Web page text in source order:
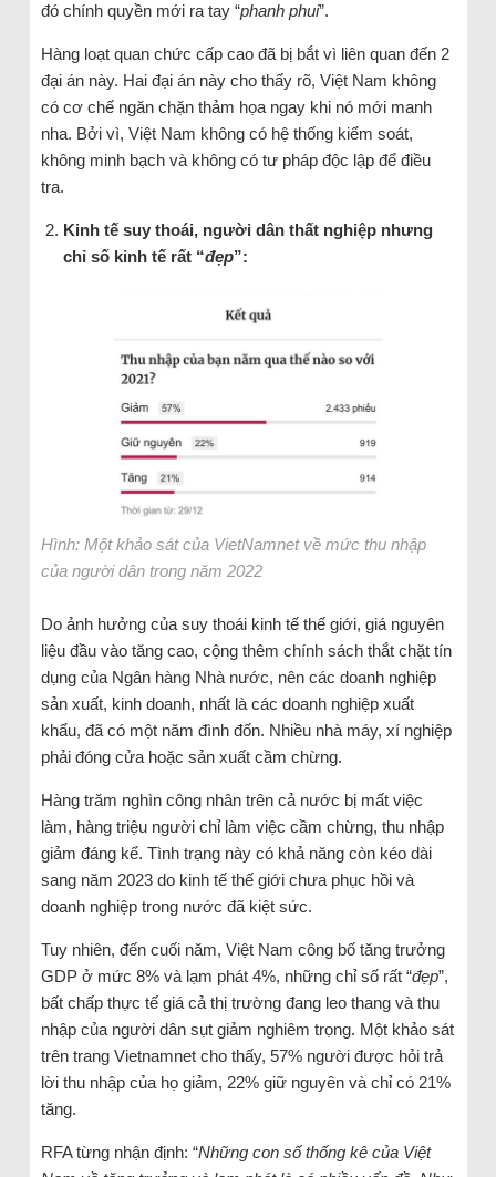
đó chính quyền mới ra tay “phanh phui”.
Hàng loạt quan chức cấp cao đã bị bắt vì liên quan đến 2
đại án này. Hai đại án này cho thấy rõ, Việt Nam không
có cơ chế ngăn chặn thảm họa ngay khi nó mới manh
nha. Bởi vì, Việt Nam không có hệ thống kiểm soát,
không minh bạch và không có tư pháp độc lập để điều
tra.
Kinh tế suy thoái, người dân thất nghiệp nhưng
chỉ số kinh tế rất “đẹp”:
Hình: Một khảo sát của VietNamnet về mức thu nhập
của người dân trong năm 2022
Do ảnh hưởng của suy thoái kinh tế thế giới, giá nguyên
liệu đầu vào tăng cao, cộng thêm chính sách thắt chặt tín
dụng của Ngân hàng Nhà nước, nên các doanh nghiệp
sản xuất, kinh doanh, nhất là các doanh nghiệp xuất
khẩu, đã có một năm đình đốn. Nhiều nhà máy, xí nghiệp
phải đóng cửa hoặc sản xuất cầm chừng.
Hàng trăm nghìn công nhân trên cả nước bị mất việc
làm, hàng triệu người chỉ làm việc cầm chừng, thu nhập
giảm đáng kể. Tình trạng này có khả năng còn kéo dài
sang năm 2023 do kinh tế thế giới chưa phục hồi và
doanh nghiệp trong nước đã kiệt sức.
Tuy nhiên, đến cuối năm, Việt Nam công bố tăng trưởng
GDP ở mức 8% và lạm phát 4%, những chỉ số rất “đẹp”,
bất chấp thực tế giá cả thị trường đang leo thang và thu
nhập của người dân sụt giảm nghiêm trọng. Một khảo sát
trên trang Vietnamnet cho thấy, 57% người được hỏi trả
lời thu nhập của họ giảm, 22% giữ nguyên và chỉ có 21%
tăng.
RFA từng nhận định: “Những con số thống kê của Việt